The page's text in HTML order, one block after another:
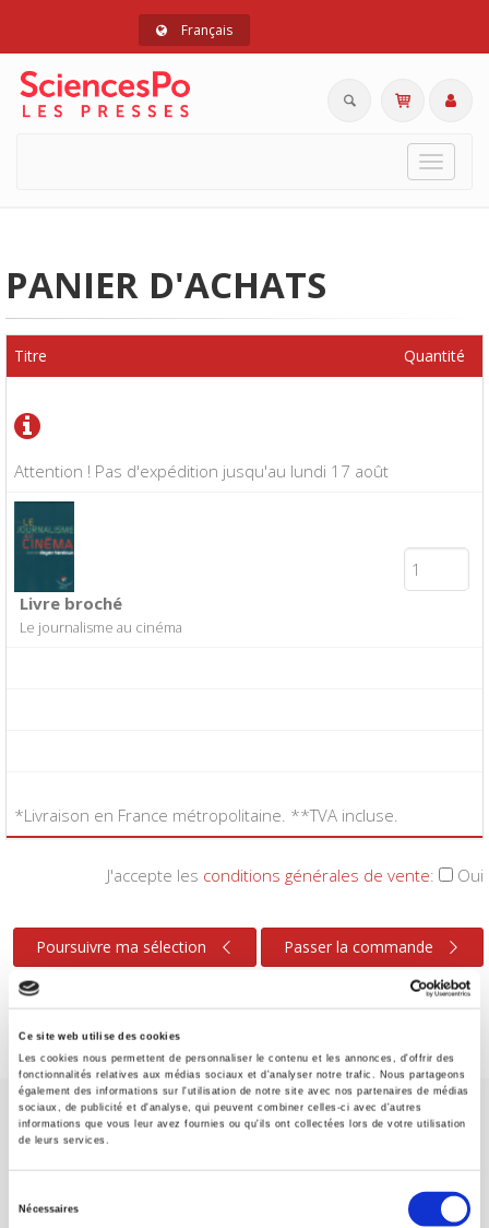
Ce site web utilise des cookies
Les cookies nous permettent de personnaliser le contenu et les annonces, d'offrir des
fonctionnalités relatives aux médias sociaux et d'analyser notre trafic. Nous partageons
également des informations sur l'utilisation de notre site avec nos partenaires de médias
sociaux, de publicité et d'analyse, qui peuvent combiner celles-ci avec d'autres
informations que vous leur avez fournies ou qu'ils ont collectées lors de votre utilisation
de leurs services.
Nécessaires
Français
Toggle
PANIER D'ACHATS
Attention ! Pas d'expédition jusqu'au lundi 17 août
Titre Quantité
Livre broché
Le journalisme au cinéma
*Livraison en France métropolitaine. **TVA incluse.
J'accepte les conditions générales de vente: Oui
Poursuivre ma sélection Passer la commande
Maison d'édition dédiée aux sciences humaines et sociales, les